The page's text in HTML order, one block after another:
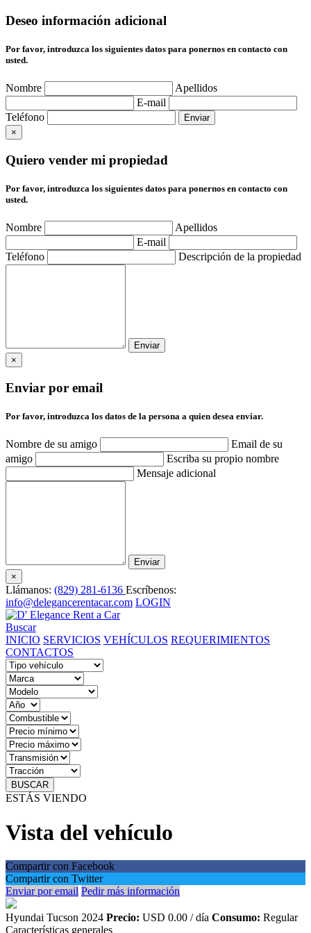
Deseo información adicional
Por favor, introduzca los siguientes datos para ponernos en contacto con
usted.
Nombre
Apellidos
E-mail
Teléfono
×
Quiero vender mi propiedad
Por favor, introduzca los siguientes datos para ponernos en contacto con
usted.
Nombre
Apellidos
E-mail
Teléfono
Descripción de la propiedad
×
Enviar por email
Por favor, introduzca los datos de la persona a quien desea enviar.
Nombre de su amigo
Email de su
amigo
Escriba su propio nombre
Mensaje adicional
×
Llámanos: (829) 281-6136 Escríbenos:
info@delegancerentacar.com LOGIN
Buscar
INICIO SERVICIOS VEHÍCULOS REQUERIMIENTOS
CONTACTOS
BUSCAR
ESTÁS VIENDO
Vista del vehículo
Compartir con Facebook
Compartir con Twitter
Enviar por email Pedir más información
Hyundai Tucson 2024 Precio: USD 0.00 / día Consumo: Regular
Características generales